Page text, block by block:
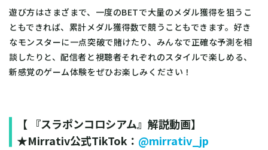
遊び方はさまざまで、一度のBETで大量のメダル獲得を狙うこ
ともできれば、累計メダル獲得数で競うこともできます。好き
なモンスターに一点突破で賭けたり、みんなで正確な予測を相
談したりと、配信者と視聴者それぞれのスタイルで楽しめる、
新感覚のゲーム体験をぜひお楽しみください！
【 『スラポンコロシアム』解説動画】
★Mirrativ公式TikTok： @mirrativ_jp